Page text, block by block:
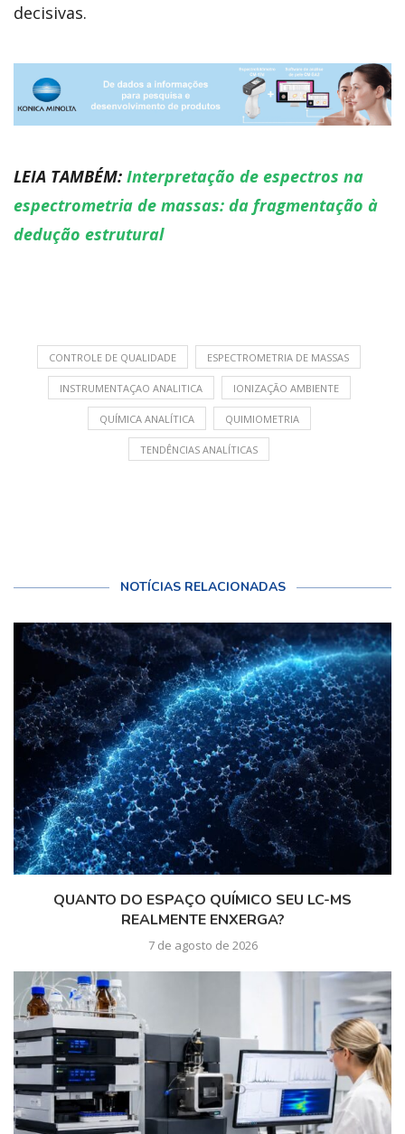
decisivas.
LEIA TAMBÉM: Interpretação de espectros na
espectrometria de massas: da fragmentação à
dedução estrutural
CONTROLE DE QUALIDADE ESPECTROMETRIA DE MASSAS
INSTRUMENTAÇAO ANALITICA IONIZAÇÃO AMBIENTE
QUÍMICA ANALÍTICA QUIMIOMETRIA
TENDÊNCIAS ANALÍTICAS
NOTÍCIAS RELACIONADAS
QUANTO DO ESPAÇO QUÍMICO SEU LC-MS
REALMENTE ENXERGA?
7 de agosto de 2026